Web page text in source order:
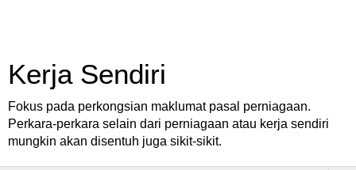
Kerja Sendiri
Fokus pada perkongsian maklumat pasal perniagaan.
Perkara-perkara selain dari perniagaan atau kerja sendiri
mungkin akan disentuh juga sikit-sikit.